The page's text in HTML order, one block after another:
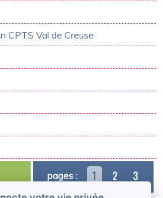
CPTS Val de Creuse
pages : 1 2 3